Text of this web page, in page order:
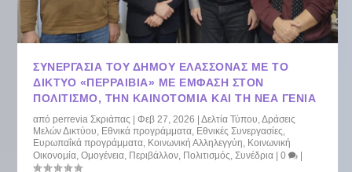
ΣΥΝΕΡΓΑΣΊΑ ΤΟΥ ΔΉΜΟΥ ΕΛΑΣΣΌΝΑΣ ΜΕ ΤΟ
ΔΊΚΤΥΟ «ΠΕΡΡΑΙΒΊΑ» ΜΕ ΈΜΦΑΣΗ ΣΤΟΝ
ΠΟΛΙΤΙΣΜΌ, ΤΗΝ ΚΑΙΝΟΤΟΜΊΑ ΚΑΙ ΤΗ ΝΈΑ ΓΕΝΙΆ
απόperrevia Σκριάπας |Φεβ 27, 2026 |Δελτία Τύπου,Δράσεις
Μελών Δικτύου, Εθνικά προγράμματα, Εθνικές Συνεργασίες,
Ευρωπαΐκά προγράμματα, Κοινωνική Αλληλεγγύη, Κοινωνική
Οικονομία,Ομογένεια, Περιβάλλον, Πολιτισμός,Συνέδρια |0